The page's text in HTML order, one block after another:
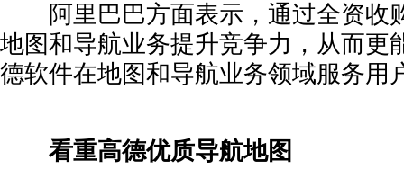
阿里巴巴方面表示，通过全资收
地图和导航业务提升竞争力，从而更
德软件在地图和导航业务领域服务用
看重高德优质导航地图